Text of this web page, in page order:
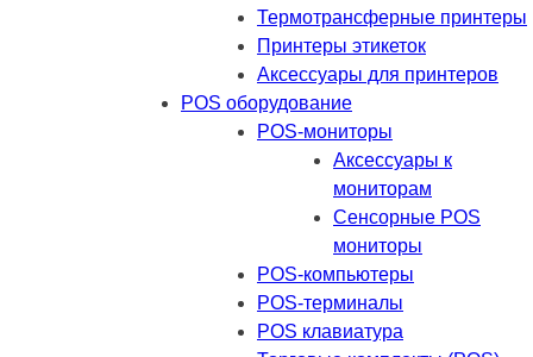
Термотрансферные принтеры
Принтеры этикеток
Аксессуары для принтеров
POS оборудование
POS-мониторы
Аксессуары к
мониторам
Сенсорные POS
мониторы
POS-компьютеры
POS-терминалы
POS клавиатура